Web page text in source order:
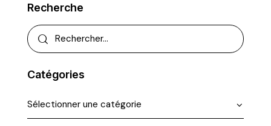
Recherche
Catégories